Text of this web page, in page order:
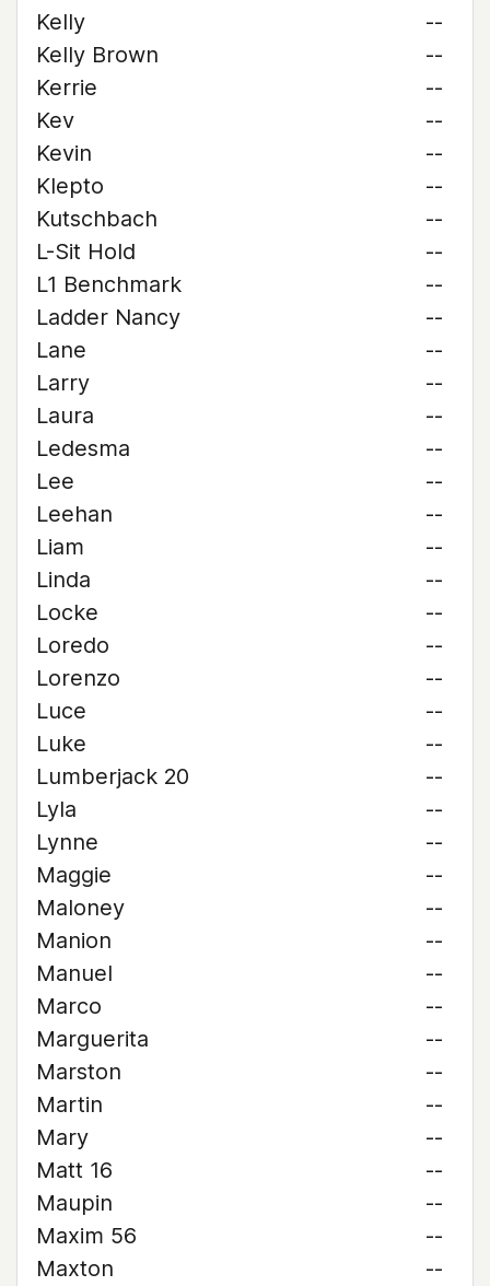
Kelly
--
Kelly Brown
--
Kerrie
--
Kev
--
Kevin
--
Klepto
--
Kutschbach
--
L-Sit Hold
--
L1 Benchmark
--
Ladder Nancy
--
Lane
--
Larry
--
Laura
--
Ledesma
--
Lee
--
Leehan
--
Liam
--
Linda
--
Locke
--
Loredo
--
Lorenzo
--
Luce
--
Luke
--
Lumberjack 20
--
Lyla
--
Lynne
--
Maggie
--
Maloney
--
Manion
--
Manuel
--
Marco
--
Marguerita
--
Marston
--
Martin
--
Mary
--
Matt 16
--
Maupin
--
Maxim 56
--
Maxton
--